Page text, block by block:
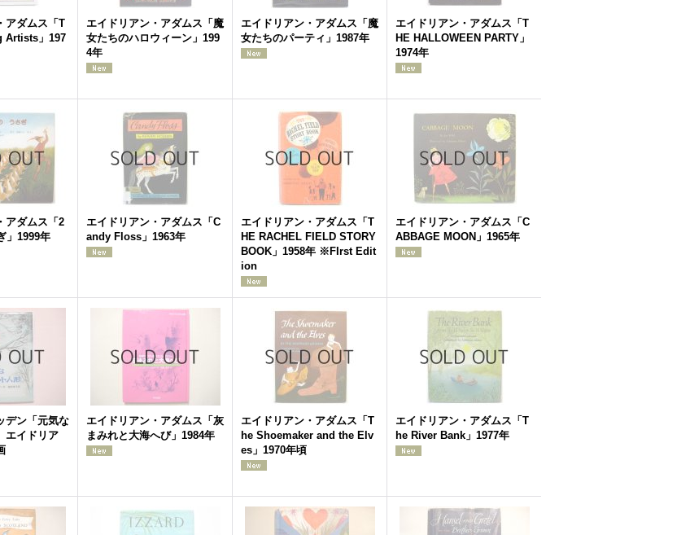
アダムス「T
Artists」197
エイドリアン・アダムス「魔
女たちのハロウィーン」199
4年
エイドリアン・アダムス「魔
女たちのパーティ」1987年
エイドリアン・アダムス「T
HE HALLOWEEN PARTY」
1974年
アダムス「2
」1999年
エイドリアン・アダムス「C
andy Floss」1963年
エイドリアン・アダムス「T
HE RACHEL FIELD STORY
BOOK」1958年 ※FIrst Edit
ion
エイドリアン・アダムス「C
ABBAGE MOON」1965年
デン「元気な
エイドリア
エイドリアン・アダムス「灰
まみれと大海へび」1984年
エイドリアン・アダムス「T
he Shoemaker and the Elv
es」1970年頃
エイドリアン・アダムス「T
he River Bank」1977年